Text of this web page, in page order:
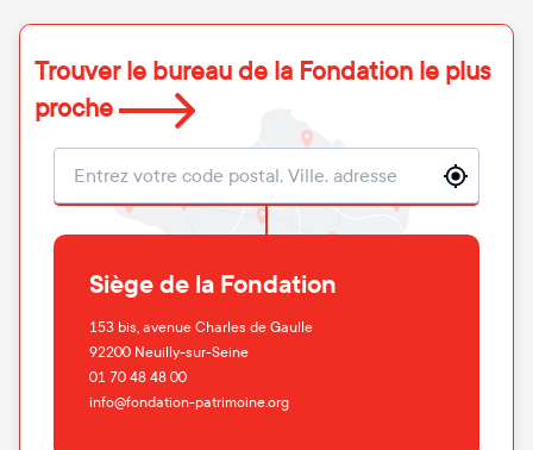
Trouver le bureau de la Fondation le plus
proche
Localisation
Siège de la Fondation
153 bis, avenue Charles de Gaulle
92200 Neuilly-sur-Seine
01 70 48 48 00
info@fondation-patrimoine.org